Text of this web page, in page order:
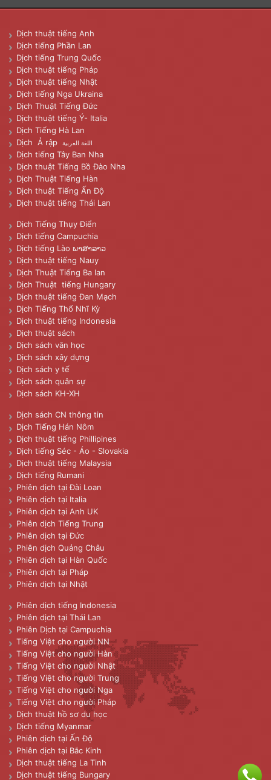
Dịch thuật tiếng Anh
Dịch tiếng Phần Lan
Dịch tiếng Trung Quốc
Dịch thuật tiếng Pháp
Dịch thuật tiếng Nhật
Dịch tiếng Nga Ukraina
Dịch Thuật Tiếng Đức
Dịch thuật tiếng Ý- Italia
Dịch Tiếng Hà Lan
Dịch Ả rập
اللغة العربية
Dịch tiếng Tây Ban Nha
Dịch thuật Tiếng Bồ Đào Nha
Dịch Thuật Tiếng Hàn
Dịch thuật Tiếng Ấn Độ
Dịch thuật tiếng Thái Lan
Dịch Tiếng Thụy Điển
Dịch tiếng Campuchia
Dịch tiếng Lào ພາສາລາວ
Dịch thuật tiếng Nauy
Dịch Thuật Tiếng Ba lan
Dịch Thuật tiếng Hungary
Dịch thuật tiếng Đan Mạch
Dịch Tiếng Thổ Nhĩ Kỳ
Dịch thuật tiếng Indonesia
Dịch thuật sách
Dịch sách văn học
Dịch sách xây dựng
Dịch sách y tế
Dịch sách quân sự
Dịch sách KH-XH
Dịch sách CN thông tin
Dịch Tiếng Hán Nôm
Dịch thuật tiếng Phillipines
Dịch tiếng Séc - Áo - Slovakia
Dịch thuật tiếng Malaysia
Dịch tiếng Rumani
Phiên dịch tại Đài Loan
Phiên dịch tại Italia
Phiên dịch tại Anh UK
Phiên dịch Tiếng Trung
Phiên dịch tại Đức
Phiên dịch Quảng Châu
Phiên dịch tại Hàn Quốc
Phiên dịch tại Pháp
Phiên dịch tại Nhật
Phiên dịch tiếng Indonesia
Phiên dịch tại Thái Lan
Phiên Dịch tại Campuchia
Tiếng Việt cho người NN
Tiếng Việt cho người Hàn
Tiếng Việt cho người Nhật
Tiếng Việt cho người Trung
Tiếng Việt cho người Nga
Tiếng Việt cho người Pháp
Dịch thuật hồ sơ du học
Dịch tiếng Myanmar
Phiên dịch tại Ấn Độ
Phiên dịch tại Bắc Kinh
Dịch thuật tiếng La Tinh
Dịch thuật tiếng Bungary